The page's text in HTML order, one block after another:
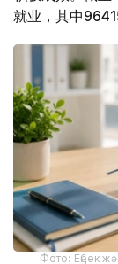
就业，其中
Фото: Еңбек